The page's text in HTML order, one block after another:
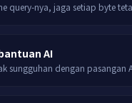
query-nya, jaga setiap byte
AI